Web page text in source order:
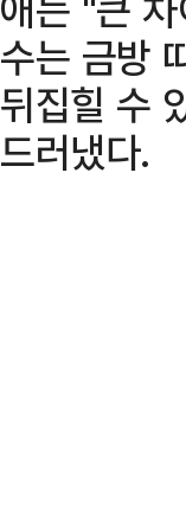
수는 금방
뒤집힐 수
드러냈다.